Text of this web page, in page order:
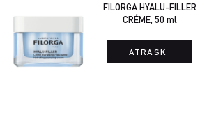
FILORGA HYALU-FILLER
CRÉME, 50 ml
ATRASK